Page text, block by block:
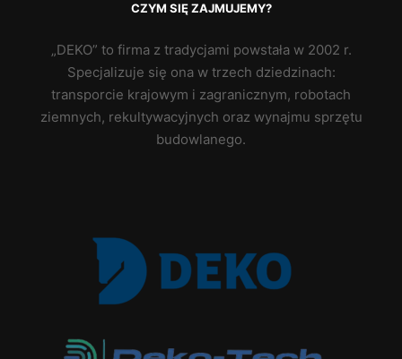
CZYM SIĘ ZAJMUJEMY?
„DEKO” to firma z tradycjami powstała w 2002 r.
Specjalizuje się ona w trzech dziedzinach:
transporcie krajowym i zagranicznym, robotach
ziemnych, rekultywacyjnych oraz wynajmu sprzętu
budowlanego.